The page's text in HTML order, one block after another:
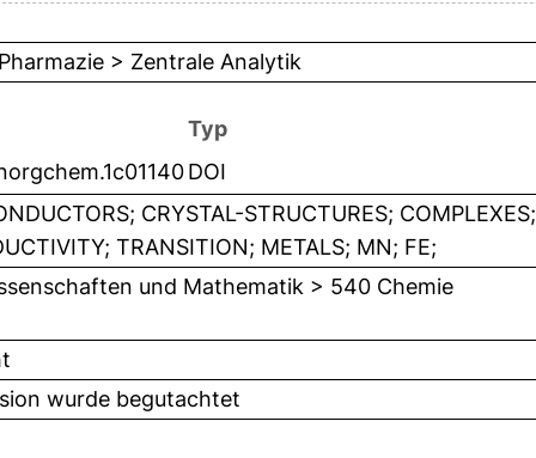
> Zentrale Analytik
Typ
DOI
CRYSTAL-STRUCTURES; COMPLEXES;
TRANSITION; METALS; MN; FE;
und Mathematik > 540 Chemie
wurde begutachtet